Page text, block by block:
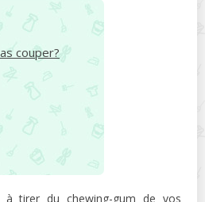
couper?
à tirer du chewing-gum de vos